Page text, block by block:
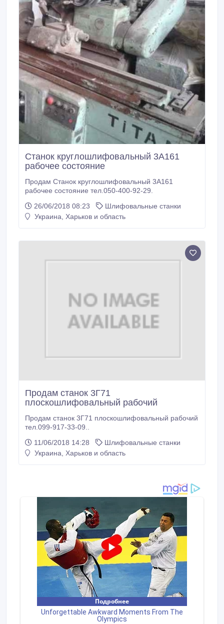
Станок круглошлифовальный 3А161
рабочее состояние
Продам Станок круглошлифовальный 3А161
рабочее состояние тел.050-400-92-29.
26/06/2018 08:23
Шлифовальные станки
Украина, Харьков и область
Продам станок 3Г71
плоскошлифовальный рабочий
Продам станок 3Г71 плоскошлифовальный рабочий
тел.099-917-33-09..
11/06/2018 14:28
Шлифовальные станки
Украина, Харьков и область